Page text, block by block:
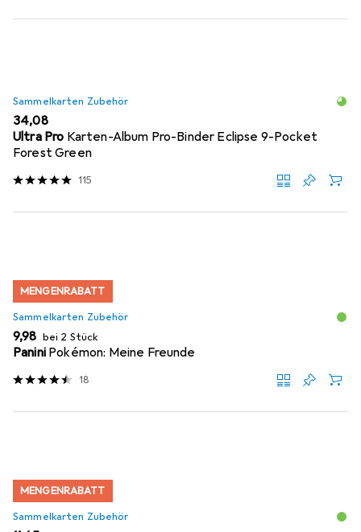
Sammelkarten Zubehör
EUR
34,08
Ultra Pro Karten-Album Pro-Binder Eclipse 9-Pocket
Forest Green
115
MENGENRABATT
Sammelkarten Zubehör
EUR
9,98 bei 2 Stück
Panini Pokémon: Meine Freunde
18
MENGENRABATT
Sammelkarten Zubehör